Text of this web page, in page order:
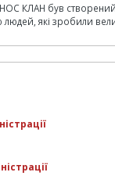
КЛАН був
які зробили